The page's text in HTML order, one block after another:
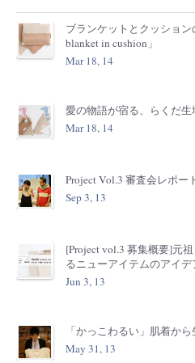
ブランケットとクッショ
blanket in cushion」
Mar 18, 14
愛の物語が宿る、らくだ生
Mar 18, 14
Project Vol.3 審査会レポー
Sep 3, 13
[Project vol.3 募集概要]元
るニューアイテムのアイデ
Jun 3, 13
「かっこわるい」肌着か
May 31, 13